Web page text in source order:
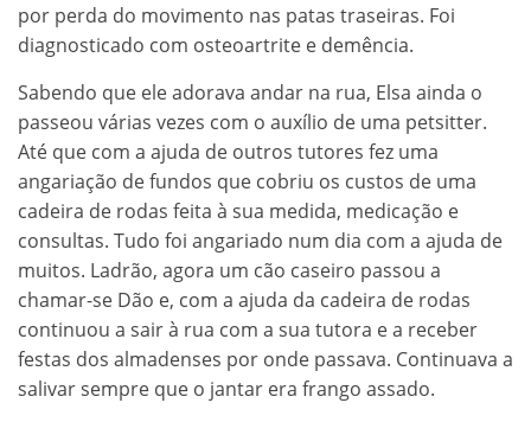
por perda do movimento nas patas traseiras. Foi
diagnosticado com osteoartrite e demência.
Sabendo que ele adorava andar na rua, Elsa ainda o
passeou várias vezes com o auxílio de uma petsitter.
Até que com a ajuda de outros tutores fez uma
angariação de fundos que cobriu os custos de uma
cadeira de rodas feita à sua medida, medicação e
consultas. Tudo foi angariado num dia com a ajuda de
muitos. Ladrão, agora um cão caseiro passou a
chamar-se Dão e, com a ajuda da cadeira de rodas
continuou a sair à rua com a sua tutora e a receber
festas dos almadenses por onde passava. Continuava a
salivar sempre que o jantar era frango assado.